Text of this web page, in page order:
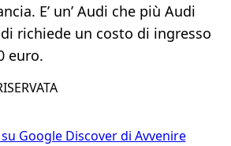
E’ un’ Audi che più Audi
richiede un costo di ingresso
euro.
Google Discover di Avvenire